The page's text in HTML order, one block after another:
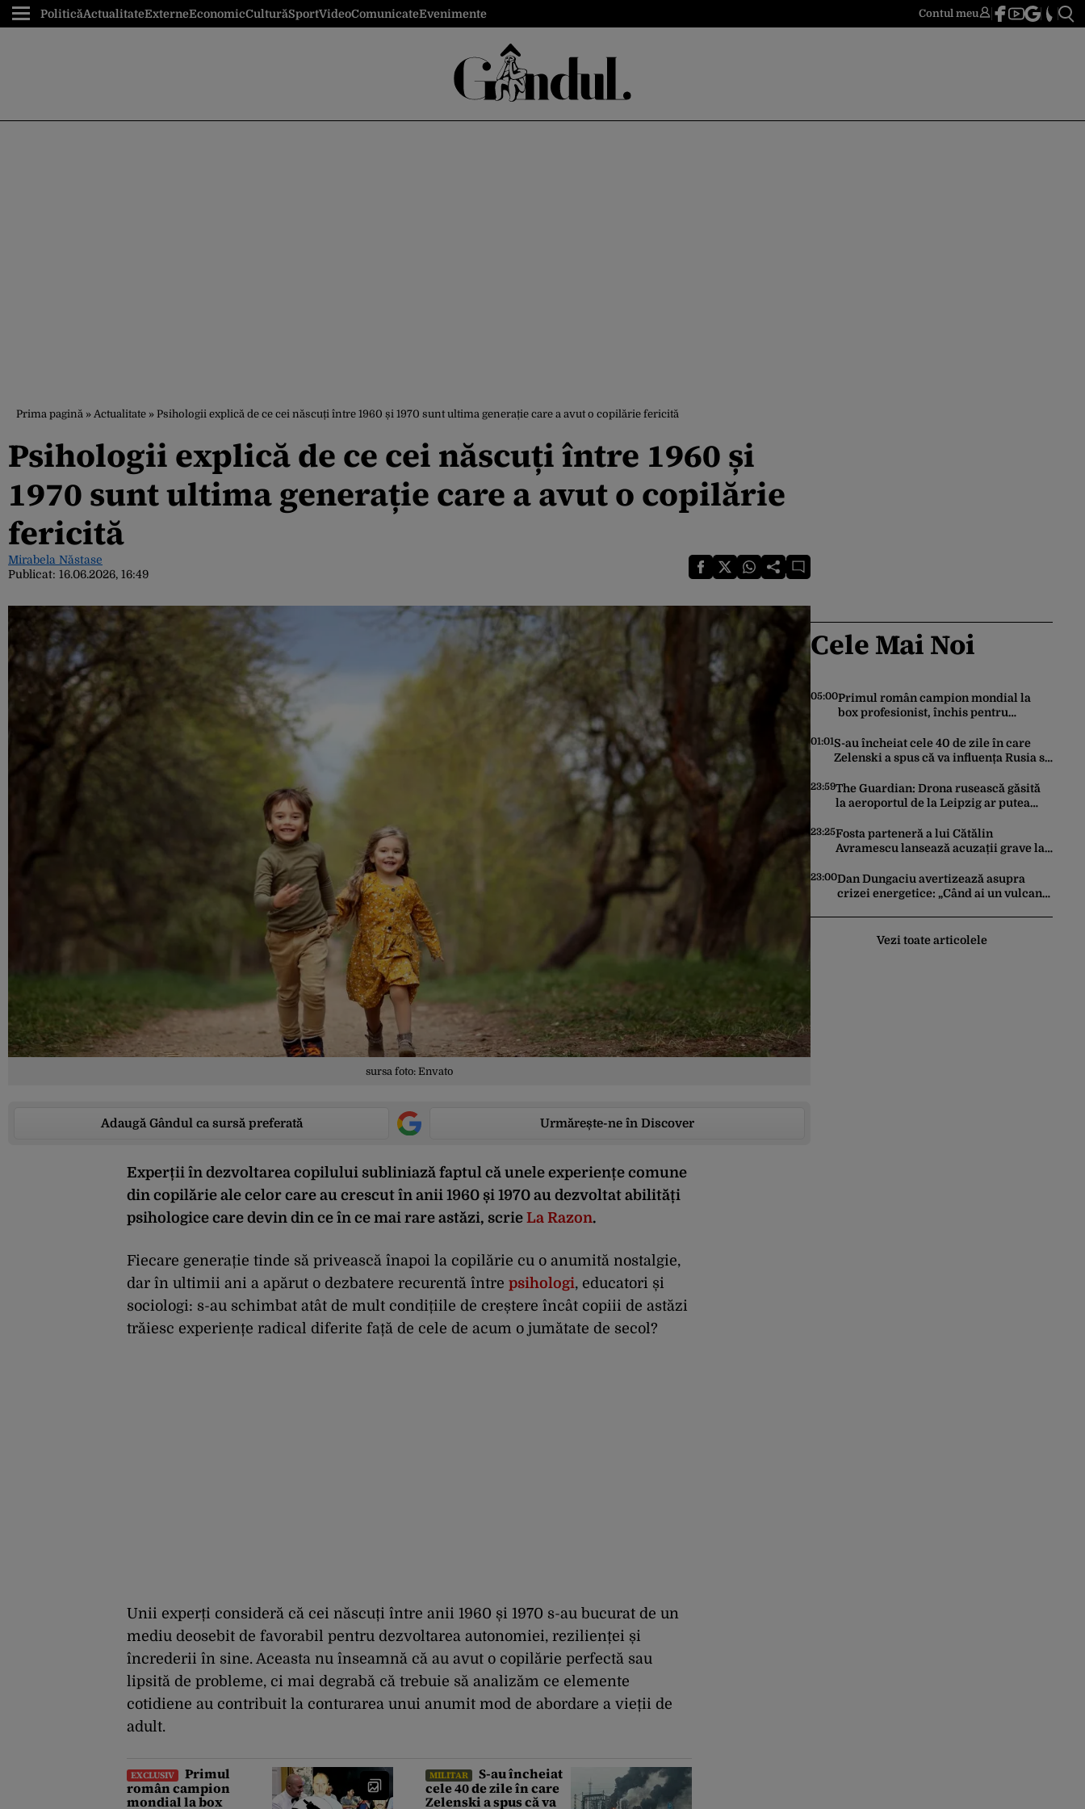
PoliticăActualitateExterneEconomicCulturăSportVideoComunicateEvenimente Contul meu
Prima pagină » Actualitate » Psihologii explică de ce cei născuți între 1960 și 1970 sunt ultima generație care a avut o copilărie fericită
Psihologii explică de ce cei născuți între 1960 și
1970 sunt ultima generație care a avut o copilărie
fericită
Mirabela Năstase
Publicat: 16.06.2026, 16:49
sursa foto: Envato
Adaugă Gândul ca sursă preferată Urmărește-ne în Discover
Experții în dezvoltarea copilului subliniază faptul că unele experiențe comune
din copilărie ale celor care au crescut în anii 1960 și 1970 au dezvoltat abilități
psihologice care devin din ce în ce mai rare astăzi, scrie La Razon.
Fiecare generație tinde să privească înapoi la copilărie cu o anumită nostalgie,
dar în ultimii ani a apărut o dezbatere recurentă între psihologi, educatori și
sociologi: s-au schimbat atât de mult condițiile de creștere încât copiii de astăzi
trăiesc experiențe radical diferite față de cele de acum o jumătate de secol?
Unii experți consideră că cei născuți între anii 1960 și 1970 s-au bucurat de un
mediu deosebit de favorabil pentru dezvoltarea autonomiei, rezilienței și
încrederii în sine. Aceasta nu înseamnă că au avut o copilărie perfectă sau
lipsită de probleme, ci mai degrabă că trebuie să analizăm ce elemente
cotidiene au contribuit la conturarea unui anumit mod de abordare a vieții de
adult.
EXCLUSIV
Primul
român campion
mondial la box
MILITAR
S-au încheiat
cele 40 de zile în care
Zelenski a spus că va
Cele Mai Noi
05:00Primul român campion mondial la
box profesionist, închis pentru
înjunghiat un alt interlop periculos
01:01S-au încheiat cele 40 de zile în care
Zelenski a spus că va influența Rusia să
operațiunea Kievului
23:59The Guardian: Drona rusească găsită
la aeroportul de la Leipzig ar putea
tensiunilor NATO-Rusia
23:25Fosta parteneră a lui Cătălin
Avramescu lansează acuzații grave la
sesizat DIICOT: „Făcea baie complet
dezbrăcat cu copiii”. Fostul consilier
23:00Dan Dungaciu avertizează asupra
crizei energetice: „Când ai un vulcan
Vezi toate articolele